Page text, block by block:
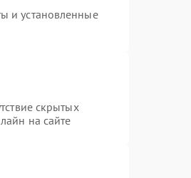
и установленные
скрытых
на сайте